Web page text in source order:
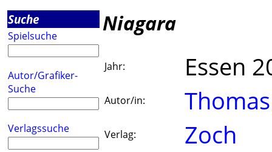
Suche
Spielsuche
Autor/Grafiker-
Suche
Verlagssuche
Niagara
Jahr: Essen
Autor/in:
Verlag: Zoch